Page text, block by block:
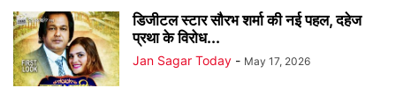
डिजीटल स्टार सौरभ शर्मा की नई पहल, दहेज
प्रथा के विरोध...
Jan Sagar Today - May 17, 2026